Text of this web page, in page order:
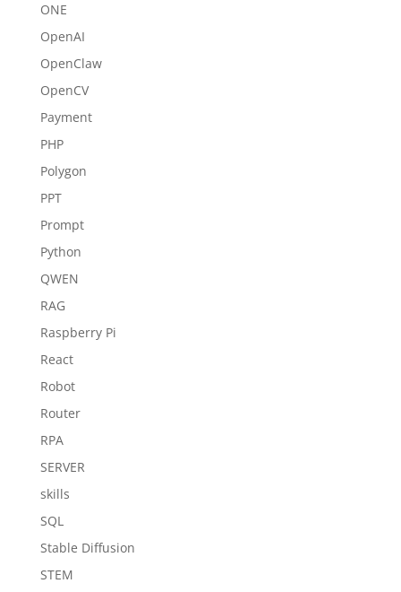
ONE
OpenAI
OpenClaw
OpenCV
Payment
PHP
Polygon
PPT
Prompt
Python
QWEN
RAG
Raspberry Pi
React
Robot
Router
RPA
SERVER
skills
SQL
Stable Diffusion
STEM